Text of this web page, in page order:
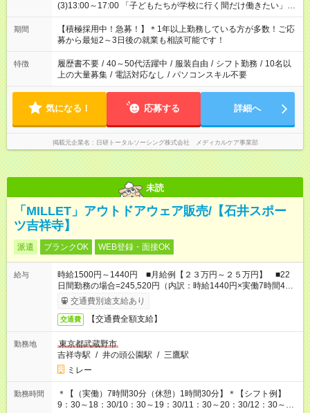
(3)13:00～17:00 「子どもたちが学校に行く間だけ働きたい」
「余裕を持って夕飯の準備がしたい」 「午前中は働いて、午後
はプライベートの時間にしたい」 など、ご希望を教えてくださ
いね。 ※Wワーク希望の方へ 今ご覧のお仕事で希望する勤務時
間と、もう1つのお仕事の勤務時間。 合計で週40時間を超える
場合は応募できません。
期間
【積極採用中！急募！】＊1年以上勤務している方が多数！ご応
募から最短2～3日後の就業も相談可能です！
特徴 履歴書不要 / 40～50代活躍中 / 服装自由 / シフト勤務 / 10名以
上の大量募集 / 電話対応なし / パソコンスキル不要
気になる！ 応募する 詳細へ
掲載元企業名 日研トータルソーシング株式会社 メディカルケア事業部
未読
「MILLET」アウトドアウェア販売/【石井スポー
ツ吉祥寺】
派遣 ブランクOK WEB登録・面接OK
給与
時給1500円～1440円 ■月給例【２３万円～２５万円】 ■22
日間勤務の場合=245,520円（内訳：時給1440円×実働7時間45
分×22日) +残業代（1.25倍：残業代は1分単位で支給）
交通費別途支給あり
交通費 【交通費全額支給】
勤務地
東京都武蔵野市
吉祥寺駅 / 井の頭公園駅 / 三鷹駅
ミレー
勤務時間
＊【（実働）7時間30分（休憩）1時間30分】＊【シフト例】
9：30～18：30/10：30～19：30/11：30～20：30/12：30～